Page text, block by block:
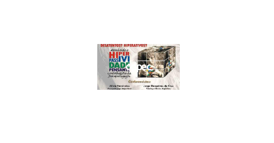
cdpec